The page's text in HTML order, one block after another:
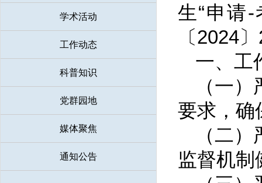
学术活动
工作动态
科普知识
党群园地
媒体聚焦
通知公告
生“申请
〔2024
一、工
（一
要求，确
（二
监督机